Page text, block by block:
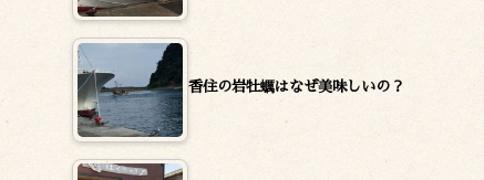
香住の岩牡蠣はなぜ美味しいの？